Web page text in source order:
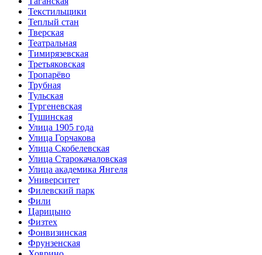
Текстильщики
Теплый стан
Тверская
Театральная
Тимирязевская
Третьяковская
Тропарёво
Трубная
Тульская
Тургеневская
Тушинская
Улица 1905 года
Улица Горчакова
Улица Скобелевская
Улица Старокачаловская
Улица академика Янгеля
Университет
Филевский парк
Фили
Царицыно
Физтех
Фонвизинская
Фрунзенская